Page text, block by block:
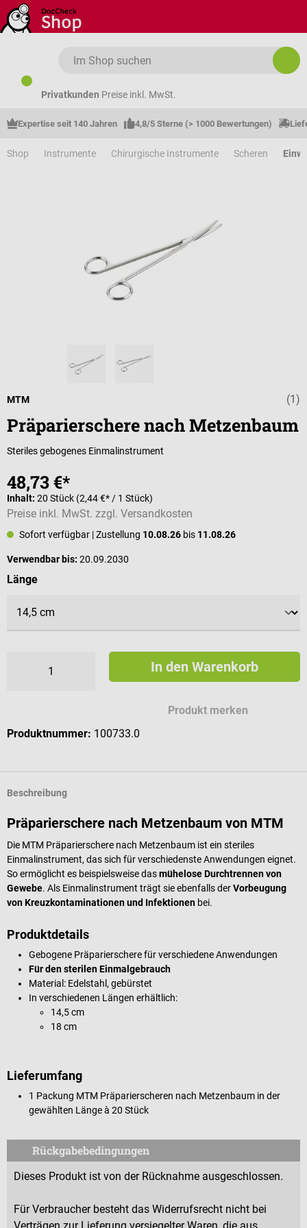
Zum Hauptinhalt springen
Privatkunden Preise inkl. MwSt.
Expertise seit 140 Jahren 4,8/5 Sterne (> 1000 Bewertungen)
Shop Instrumente Chirurgische Instrumente Scheren
(1)
MTM
Präparierschere nach Metzenbaum
Steriles gebogenes Einmalinstrument
48,73 €*
Inhalt: 20 Stück (2,44 €* / 1 Stück)
Preise inkl. MwSt. zzgl. Versandkosten
Sofort verfügbar | Zustellung 10.08.26 bis 11.08.26
Verwendbar bis: 20.09.2030
Längeauswählen
In den Warenkorb
Produkt merken
Produktnummer: 100733.0
Beschreibung
Präparierschere nach Metzenbaum von MTM
Die MTM Präparierschere nach Metzenbaum ist ein steriles
Einmalinstrument, das sich für verschiedenste Anwendungen eignet.
So ermöglicht es beispielsweise dasmühelose Durchtrennen von
Gewebe. Als Einmalinstrument trägt sie ebenfalls derVorbeugung
von Kreuzkontaminationen und Infektionen bei.
Produktdetails
Gebogene Präparierschere für verschiedene Anwendungen
Für den sterilen Einmalgebrauch
Material: Edelstahl, gebürstet
In verschiedenen Längen erhältlich:
14,5 cm
18 cm
Lieferumfang
1 Packung MTM Präparierscheren nach Metzenbaum in der
gewählten Länge à 20 Stück
Rückgabebedingungen
Dieses Produkt ist von der Rücknahme ausgeschlossen.
Für Verbraucher besteht das Widerrufsrecht nicht bei